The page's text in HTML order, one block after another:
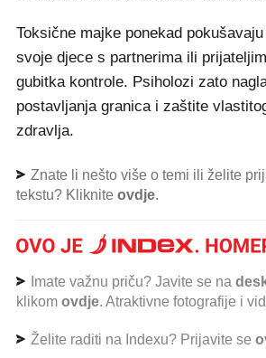
Toksične majke ponekad
svoje djece s partnerima ili
gubitka kontrole. Psiholozi zato
postavljanja granica i zaštite
zdravlja.
Znate li nešto više o temi ili želite
tekstu? Kliknite ovdje.
Imate važnu priču? Javite se na
klikom ovdje. Atraktivne fotografije i
Želite raditi na Indexu? Prijavite se